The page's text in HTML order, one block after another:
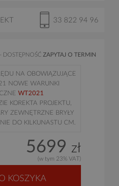
33 822 94 96
DOSTĘPNOŚĆ ZAPYTAJ O TERMIN
NA OBOWIĄZUJĄCE
NOWE WARUNKI
WT2021
KOREKTA PROJEKTU,
ZEWNĘTRZNE BRYŁY
DO KILKUNASTU CM.
5699 zł
(w tym 23% VAT)
KOSZYKA